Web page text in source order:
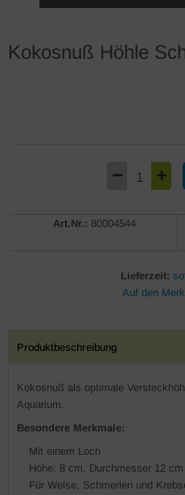
Kokosnuß Höhle
Art.Nr.: 80004544
Lieferzeit:
Produktbeschreibung
Kokosnuß als optimale
Aquarium.
Besondere Merkmale:
Mit einem Loch
Höhe: 8 cm, Durchmesser 12 cm
Für Welse, Schmerlen und